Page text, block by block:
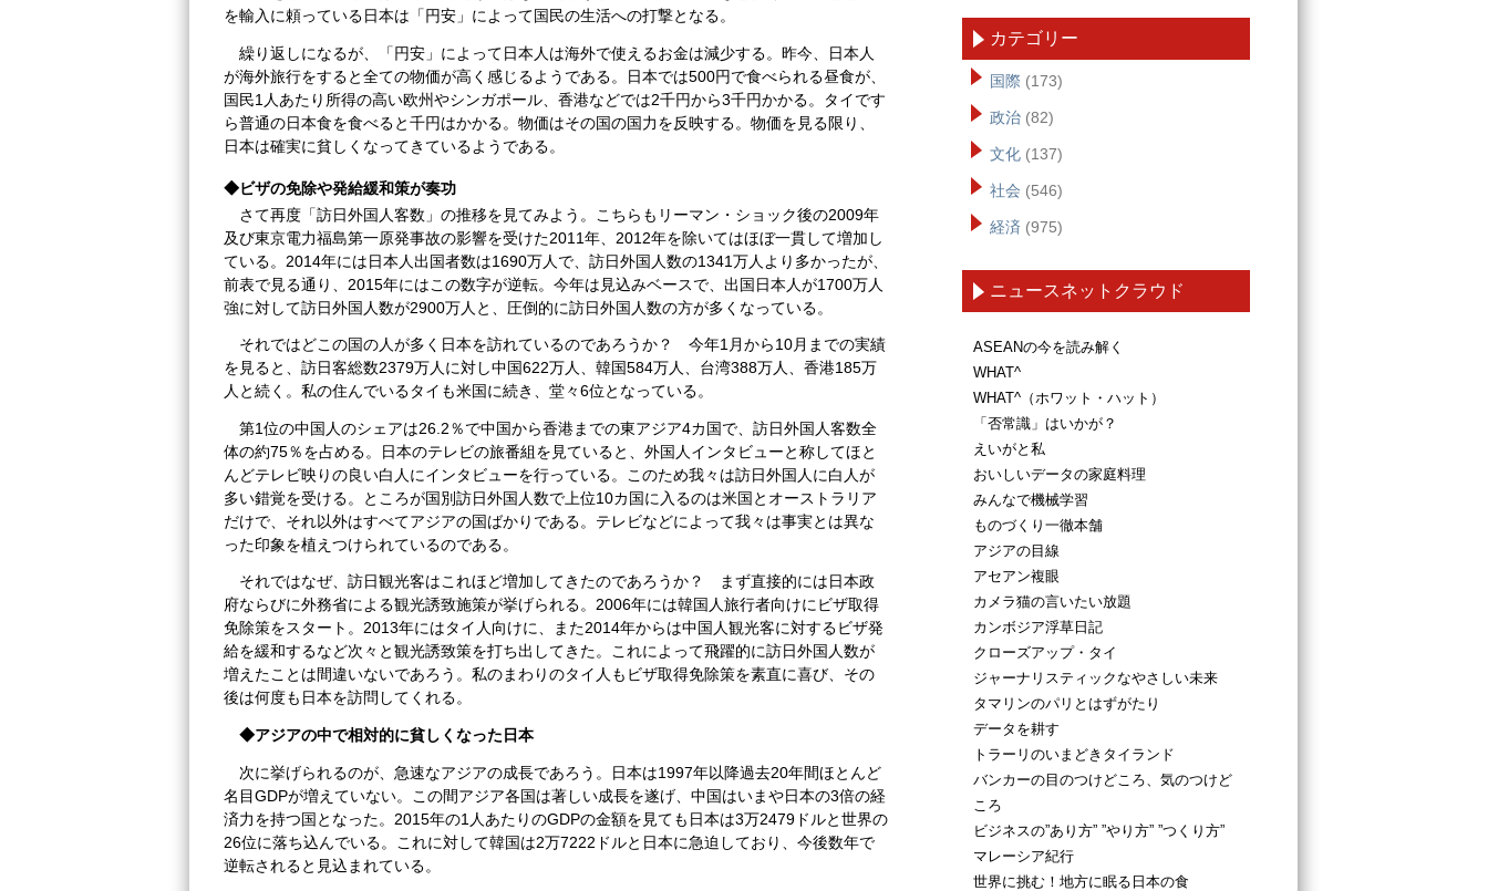
を輸入に頼っている日本は「円安」によって国民の生活への打撃となる。
繰り返しになるが、「円安」によって日本人は海外で使えるお金は減少する。昨今、日本人
が海外旅行をすると全ての物価が高く感じるようである。日本では500円で食べられる昼食が、
国民1人あたり所得の高い欧州やシンガポール、香港などでは2千円から3千円かかる。タイです
ら普通の日本食を食べると千円はかかる。物価はその国の国力を反映する。物価を見る限り、
日本は確実に貧しくなってきているようである。
◆ビザの免除や発給緩和策が奏功
さて再度「訪日外国人客数」の推移を見てみよう。こちらもリーマン・ショック後の2009年
及び東京電力福島第一原発事故の影響を受けた2011年、2012年を除いてはほぼ一貫して増加し
ている。2014年には日本人出国者数は1690万人で、訪日外国人数の1341万人より多かったが、
前表で見る通り、2015年にはこの数字が逆転。今年は見込みベースで、出国日本人が1700万人
強に対して訪日外国人数が2900万人と、圧倒的に訪日外国人数の方が多くなっている。
それではどこの国の人が多く日本を訪れているのであろうか？ 今年1月から10月までの実績
を見ると、訪日客総数2379万人に対し中国622万人、韓国584万人、台湾388万人、香港185万
人と続く。私の住んでいるタイも米国に続き、堂々6位となっている。
第1位の中国人のシェアは26.2％で中国から香港までの東アジア4カ国で、訪日外国人客数全
体の約75％を占める。日本のテレビの旅番組を見ていると、外国人インタビューと称してほと
んどテレビ映りの良い白人にインタビューを行っている。このため我々は訪日外国人に白人が
多い錯覚を受ける。ところが国別訪日外国人数で上位10カ国に入るのは米国とオーストラリア
だけで、それ以外はすべてアジアの国ばかりである。テレビなどによって我々は事実とは異な
った印象を植えつけられているのである。
それではなぜ、訪日観光客はこれほど増加してきたのであろうか？ まず直接的には日本政
府ならびに外務省による観光誘致施策が挙げられる。2006年には韓国人旅行者向けにビザ取得
免除策をスタート。2013年にはタイ人向けに、また2014年からは中国人観光客に対するビザ発
給を緩和するなど次々と観光誘致策を打ち出してきた。これによって飛躍的に訪日外国人数が
増えたことは間違いないであろう。私のまわりのタイ人もビザ取得免除策を素直に喜び、その
後は何度も日本を訪問してくれる。
◆アジアの中で相対的に貧しくなった日本
次に挙げられるのが、急速なアジアの成長であろう。日本は1997年以降過去20年間ほとんど
名目GDPが増えていない。この間アジア各国は著しい成長を遂げ、中国はいまや日本の3倍の経
済力を持つ国となった。2015年の1人あたりのGDPの金額を見ても日本は3万2479ドルと世界の
26位に落ち込んでいる。これに対して韓国は2万7222ドルと日本に急迫しており、今後数年で
逆転されると見込まれている。
カテゴリー
国際 (173)
政治 (82)
文化 (137)
社会 (546)
経済 (975)
ニュースネットクラウド
ASEANの今を読み解く
WHAT^
WHAT^（ホワット・ハット）
「否常識」はいかが？
えいがと私
おいしいデータの家庭料理
みんなで機械学習
ものづくり一徹本舗
アジアの目線
アセアン複眼
カメラ猫の言いたい放題
カンボジア浮草日記
クローズアップ・タイ
ジャーナリスティックなやさしい未来
タマリンのパリとはずがたり
データを耕す
トラーリのいまどきタイランド
バンカーの目のつけどころ、気のつけど
ころ
ビジネスの”あり方” ”やり方” ”つくり方”
マレーシア紀行
世界に挑む！地方に眠る日本の食